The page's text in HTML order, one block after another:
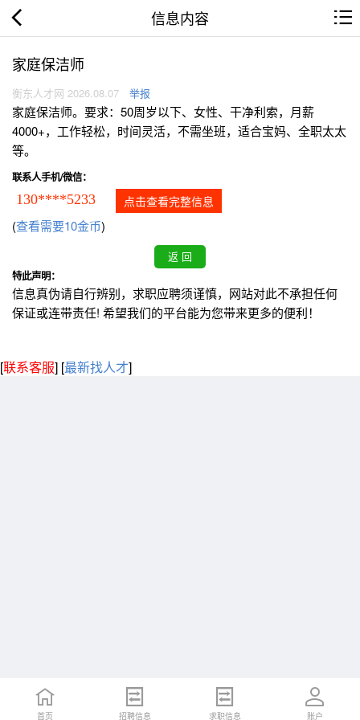
信息内容
家庭保洁师
衡东人才网 2026.08.07 举报
家庭保洁师。要求：50周岁以下、女性、干净利索，月薪
4000+，工作轻松，时间灵活，不需坐班，适合宝妈、全职太太
等。
联系人手机/微信：
130****5233 点击查看完整信息
(查看需要10金币)
特此声明：
信息真伪请自行辨别，求职应聘须谨慎，网站对此不承担任何
保证或连带责任! 希望我们的平台能为您带来更多的便利！
[联系客服] [最新找人才]
首页 招聘信息 求职信息 账户